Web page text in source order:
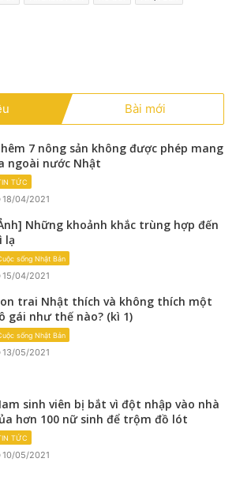
Bài mới
7 nông sản không được phép mang
ngoài nước Nhật
TỨC
18/04/2021
Những khoảnh khắc trùng hợp đến
lạ
sống Nhật Bản
15/04/2021
trai Nhật thích và không thích một
gái như thế nào? (kì 1)
sống Nhật Bản
13/05/2021
sinh viên bị bắt vì đột nhập vào nhà
hơn 100 nữ sinh để trộm đồ lót
TỨC
10/05/2021